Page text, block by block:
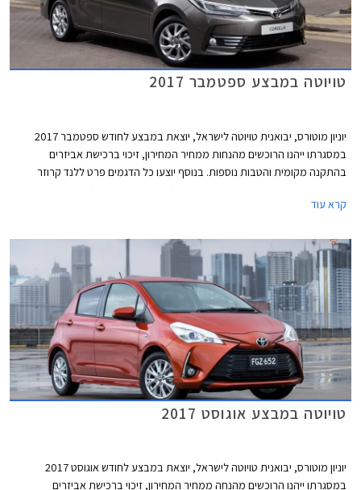
טויוטה במבצע ספטמבר 2017
יוניון מוטורס, יבואנית טויוטה לישראל, יוצאת במבצע לחודש ספטמבר 2017
במסגרתו ייהנו הרוכשים מהנחות ממחיר המחירון, זיכוי ברכישת אביזרים
בהתקנה מקומית והטבות נוספות. בנוסף יוצעו כל הדגמים פרט ללנד קרוזר
30.09.2017.
קרא עוד
טויוטה במבצע אוגוסט 2017
יוניון מוטורס, יבואנית טויוטה לישראל, יוצאת במבצע לחודש אוגוסט 2017
במסגרתו ייהנו הרוכשים מהנחה ממחיר המחירון, זיכוי ברכישת אביזרים